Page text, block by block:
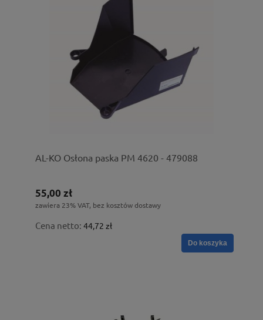
AL-KO Osłona paska PM 4620 - 479088
55,00 zł
zawiera 23% VAT, bez kosztów dostawy
Cena netto: 44,72 zł
Do koszyka